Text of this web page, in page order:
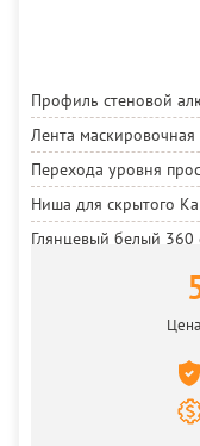
Профиль стеновой
Лента маскировочная
Перехода уровня
Ниша для скрытого
Глянцевый белый 360
Установка люстры без